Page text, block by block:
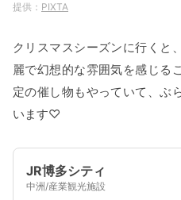
PIXTA
クリスマスシーズンに行くと
麗で幻想的な雰囲気を感じる
定の催し物もやっていて、ぶ
います♡
JR博多シティ
中洲/産業観光施設